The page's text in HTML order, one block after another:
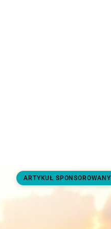
ARTYKUŁ SPONSOROWANY